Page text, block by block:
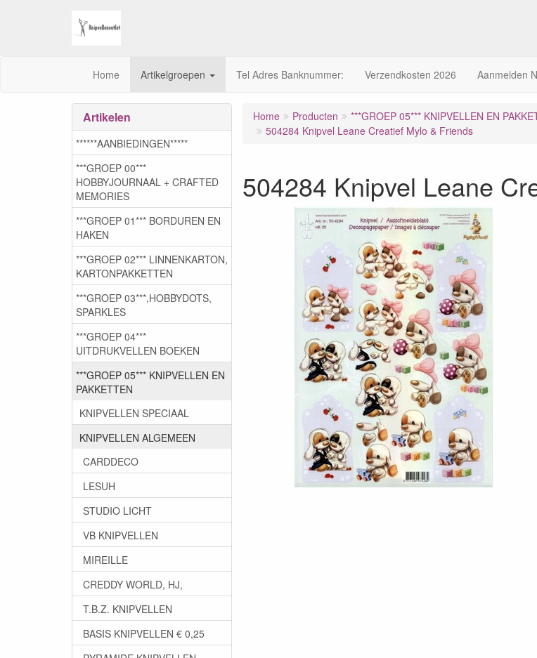
Home Artikelgroepen Tel Adres Banknummer: Verzendkosten 2026 Aanmelden
Home Producten ***GROEP 05*** KNIPVELLEN EN
504284 Knipvel Leane Creatief Mylo & Friends
504284 Knipvel Leane
Artikelen
******AANBIEDINGEN*****
***GROEP 00***
HOBBYJOURNAAL + CRAFTED
MEMORIES
***GROEP 01*** BORDUREN EN
HAKEN
***GROEP 02*** LINNENKARTON,
KARTONPAKKETTEN
***GROEP 03***,HOBBYDOTS,
SPARKLES
***GROEP 04***
UITDRUKVELLEN BOEKEN
***GROEP 05*** KNIPVELLEN EN
PAKKETTEN
KNIPVELLEN SPECIAAL
KNIPVELLEN ALGEMEEN
CARDDECO
LESUH
STUDIO LICHT
VB KNIPVELLEN
MIREILLE
CREDDY WORLD, HJ,
T.B.Z. KNIPVELLEN
BASIS KNIPVELLEN € 0,25